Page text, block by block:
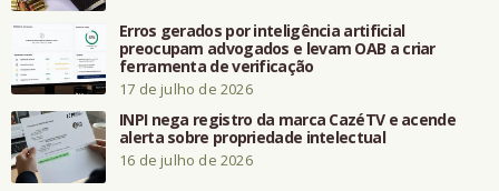
Erros gerados por inteligência artificial
preocupam advogados e levam OAB a criar
ferramenta de verificação
17 de julho de 2026
INPI nega registro da marca CazéTV e acende
alerta sobre propriedade intelectual
16 de julho de 2026